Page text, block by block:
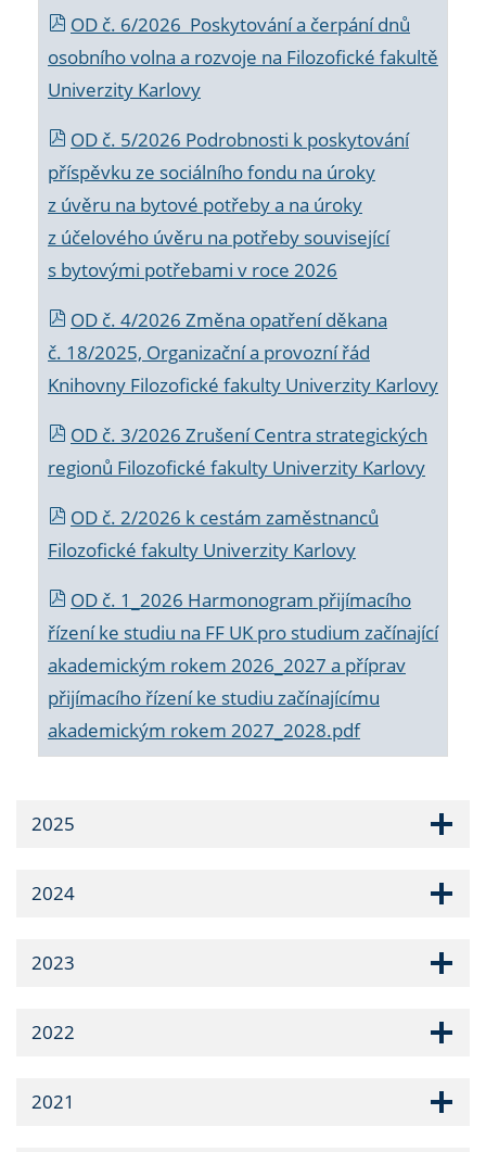
OD č. 6/2026 Poskytování a čerpání dnů
osobního volna a rozvoje na Filozofické fakultě
Univerzity Karlovy
OD č. 5/2026 Podrobnosti k poskytování
příspěvku ze sociálního fondu na úroky
z úvěru na bytové potřeby a na úroky
z účelového úvěru na potřeby související
s bytovými potřebami v roce 2026
OD č. 4/2026 Změna opatření děkana
č. 18/2025, Organizační a provozní řád
Knihovny Filozofické fakulty Univerzity Karlovy
OD č. 3/2026 Zrušení Centra strategických
regionů Filozofické fakulty Univerzity Karlovy
OD č. 2/2026 k cestám zaměstnanců
Filozofické fakulty Univerzity Karlovy
OD č. 1_2026 Harmonogram přijímacího
řízení ke studiu na FF UK pro studium začínající
akademickým rokem 2026_2027 a příprav
přijímacího řízení ke studiu začínajícímu
akademickým rokem 2027_2028.pdf
2025
2024
2023
2022
2021